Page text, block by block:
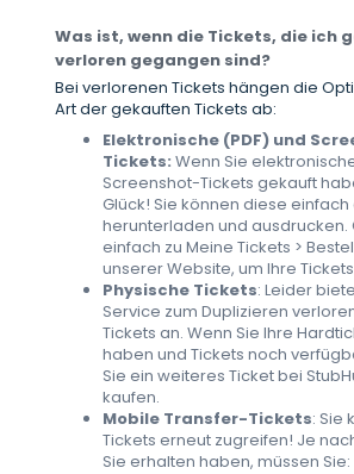
Was ist, wenn die Tickets, die ich
verloren gegangen sind?
Bei verlorenen Tickets hängen die
Art der gekauften Tickets ab:
Elektronische (PDF) und
Tickets: Wenn Sie
Screenshot-Tickets gekauft
Glück! Sie können diese
herunterladen und ausdrucken.
einfach zu Meine Tickets >
unserer Website, um Ihre
Physische Tickets: Leider
Service zum Duplizieren
Tickets an. Wenn Sie Ihre
haben und Tickets noch
Sie ein weiteres Ticket bei
kaufen.
Mobile Transfer-Tickets: Sie
Tickets erneut zugreifen! Je
Sie erhalten haben, müssen Sie: